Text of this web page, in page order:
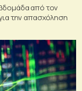
από τον
την απασχόληση